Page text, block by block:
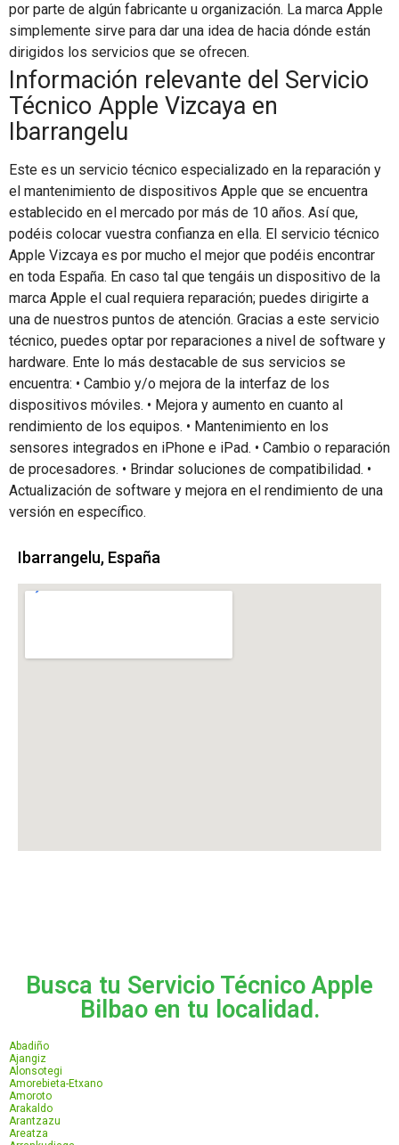
por parte de algún fabricante u organización. La marca Apple
simplemente sirve para dar una idea de hacia dónde están
dirigidos los servicios que se ofrecen.
Información relevante del Servicio
Técnico Apple Vizcaya en
Ibarrangelu
Este es un servicio técnico especializado en la reparación y
el mantenimiento de dispositivos Apple que se encuentra
establecido en el mercado por más de 10 años. Así que,
podéis colocar vuestra confianza en ella. El servicio técnico
Apple Vizcaya es por mucho el mejor que podéis encontrar
en toda España. En caso tal que tengáis un dispositivo de la
marca Apple el cual requiera reparación; puedes dirigirte a
una de nuestros puntos de atención. Gracias a este servicio
técnico, puedes optar por reparaciones a nivel de software y
hardware. Ente lo más destacable de sus servicios se
encuentra: • Cambio y/o mejora de la interfaz de los
dispositivos móviles. • Mejora y aumento en cuanto al
rendimiento de los equipos. • Mantenimiento en los
sensores integrados en iPhone e iPad. • Cambio o reparación
de procesadores. • Brindar soluciones de compatibilidad. •
Actualización de software y mejora en el rendimiento de una
versión en específico.
Ibarrangelu, España
Busca tu Servicio Técnico Apple
Bilbao en tu localidad.
Abadiño
Ajangiz
Alonsotegi
Amorebieta-Etxano
Amoroto
Arakaldo
Arantzazu
Areatza